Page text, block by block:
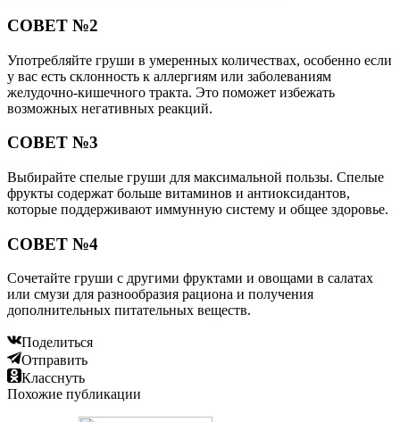
СОВЕТ №2
Употребляйте груши в умеренных количествах, особенно если
у вас есть склонность к аллергиям или заболеваниям
желудочно-кишечного тракта. Это поможет избежать
возможных негативных реакций.
СОВЕТ №3
Выбирайте спелые груши для максимальной пользы. Спелые
фрукты содержат больше витаминов и антиоксидантов,
которые поддерживают иммунную систему и общее здоровье.
СОВЕТ №4
Сочетайте груши с другими фруктами и овощами в салатах
или смузи для разнообразия рациона и получения
дополнительных питательных веществ.
Поделиться
Отправить
Класснуть
Похожие публикации